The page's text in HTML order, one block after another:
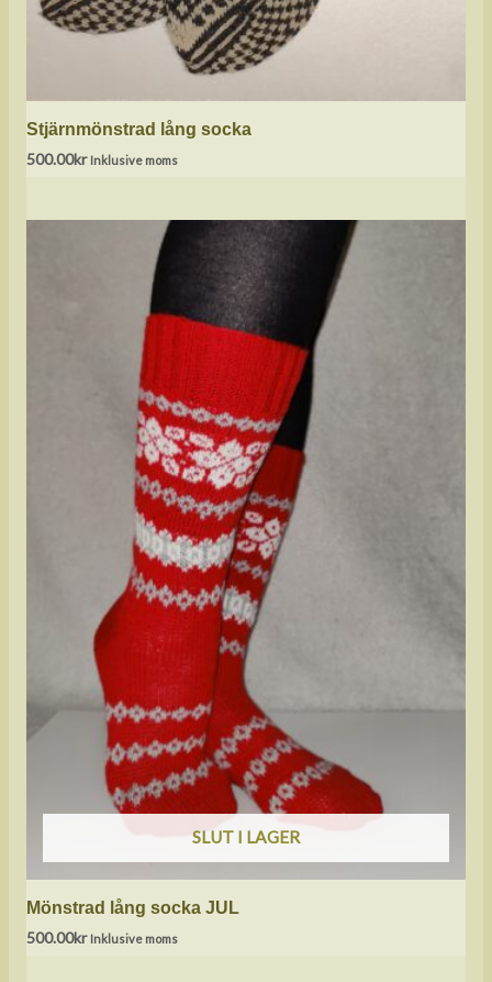
Stjärnmönstrad lång socka
500.00kr Inklusive moms
SLUT I LAGER
Mönstrad lång socka JUL
500.00kr Inklusive moms